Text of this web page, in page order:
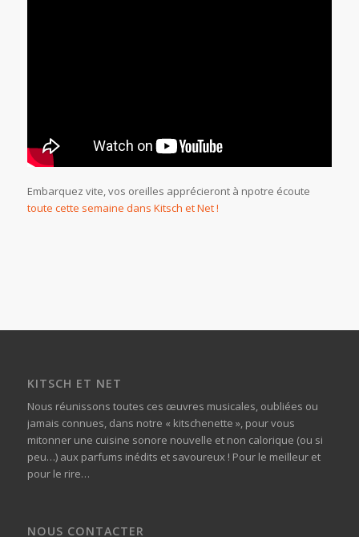
Embarquez vite, vos oreilles apprécieront à npotre écoute
toute cette semaine dans Kitsch et Net !
KITSCH ET NET
Nous réunissons toutes ces œuvres musicales, oubliées ou
jamais connues, dans notre « kitschenette », pour vous
mitonner une cuisine sonore nouvelle et non calorique (ou si
peu…) aux parfums inédits et savoureux ! Pour le meilleur et
pour le rire…
NOUS CONTACTER